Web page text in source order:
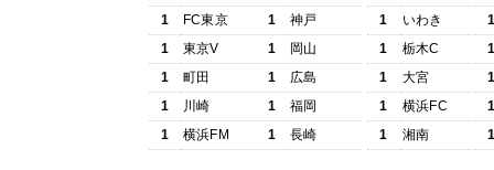
1
FC東京 1
神戸
1
東京V 1
岡山
1
町田 1
広島
1
川崎 1
福岡
1
横浜FM 1 長崎
1
いわき
1
栃木C
1
大宮
1
横浜FC
1
湘南